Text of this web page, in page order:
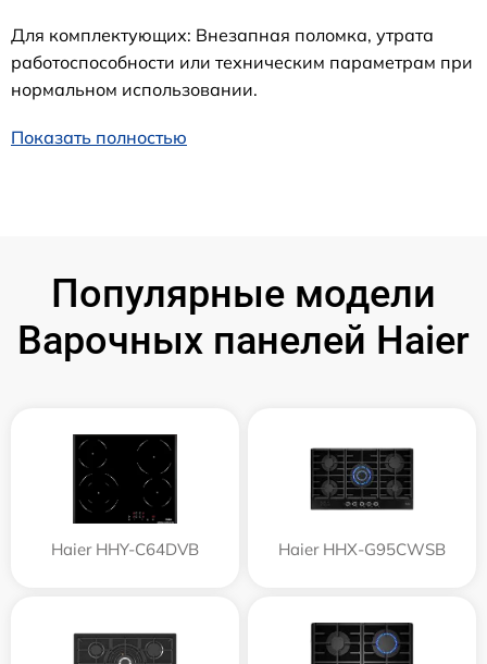
Для комплектующих: Внезапная поломка, утрата
работоспособности или техническим параметрам при
нормальном использовании.
Показать полностью
Популярные модели
Варочных панелей Haier
Haier HHY-C64DVB Haier HHX-G95CWSB